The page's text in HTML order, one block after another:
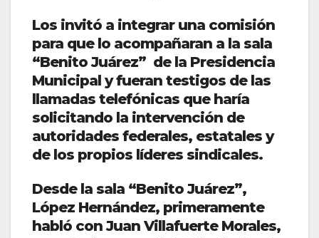
Los invitó a integrar una comisión
para que lo acompañaran a la sala
“Benito Juárez” de la Presidencia
Municipal y fueran testigos de las
llamadas telefónicas que haría
solicitando la intervención de
autoridades federales, estatales y
de los propios líderes sindicales.
Desde la sala “Benito Juárez”,
López Hernández, primeramente
habló con Juan Villafuerte Morales,